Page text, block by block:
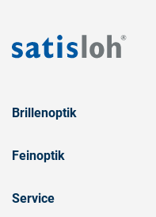
Brillenoptik
Feinoptik
Service